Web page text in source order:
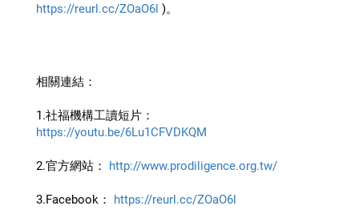
https://reurl.cc/ZOaO6l )。
相關連結：
https://youtu.be/6Lu1CFVDKQM
2.官方網站： http://www.prodiligence.org.tw/
3.Facebook： https://reurl.cc/ZOaO6l